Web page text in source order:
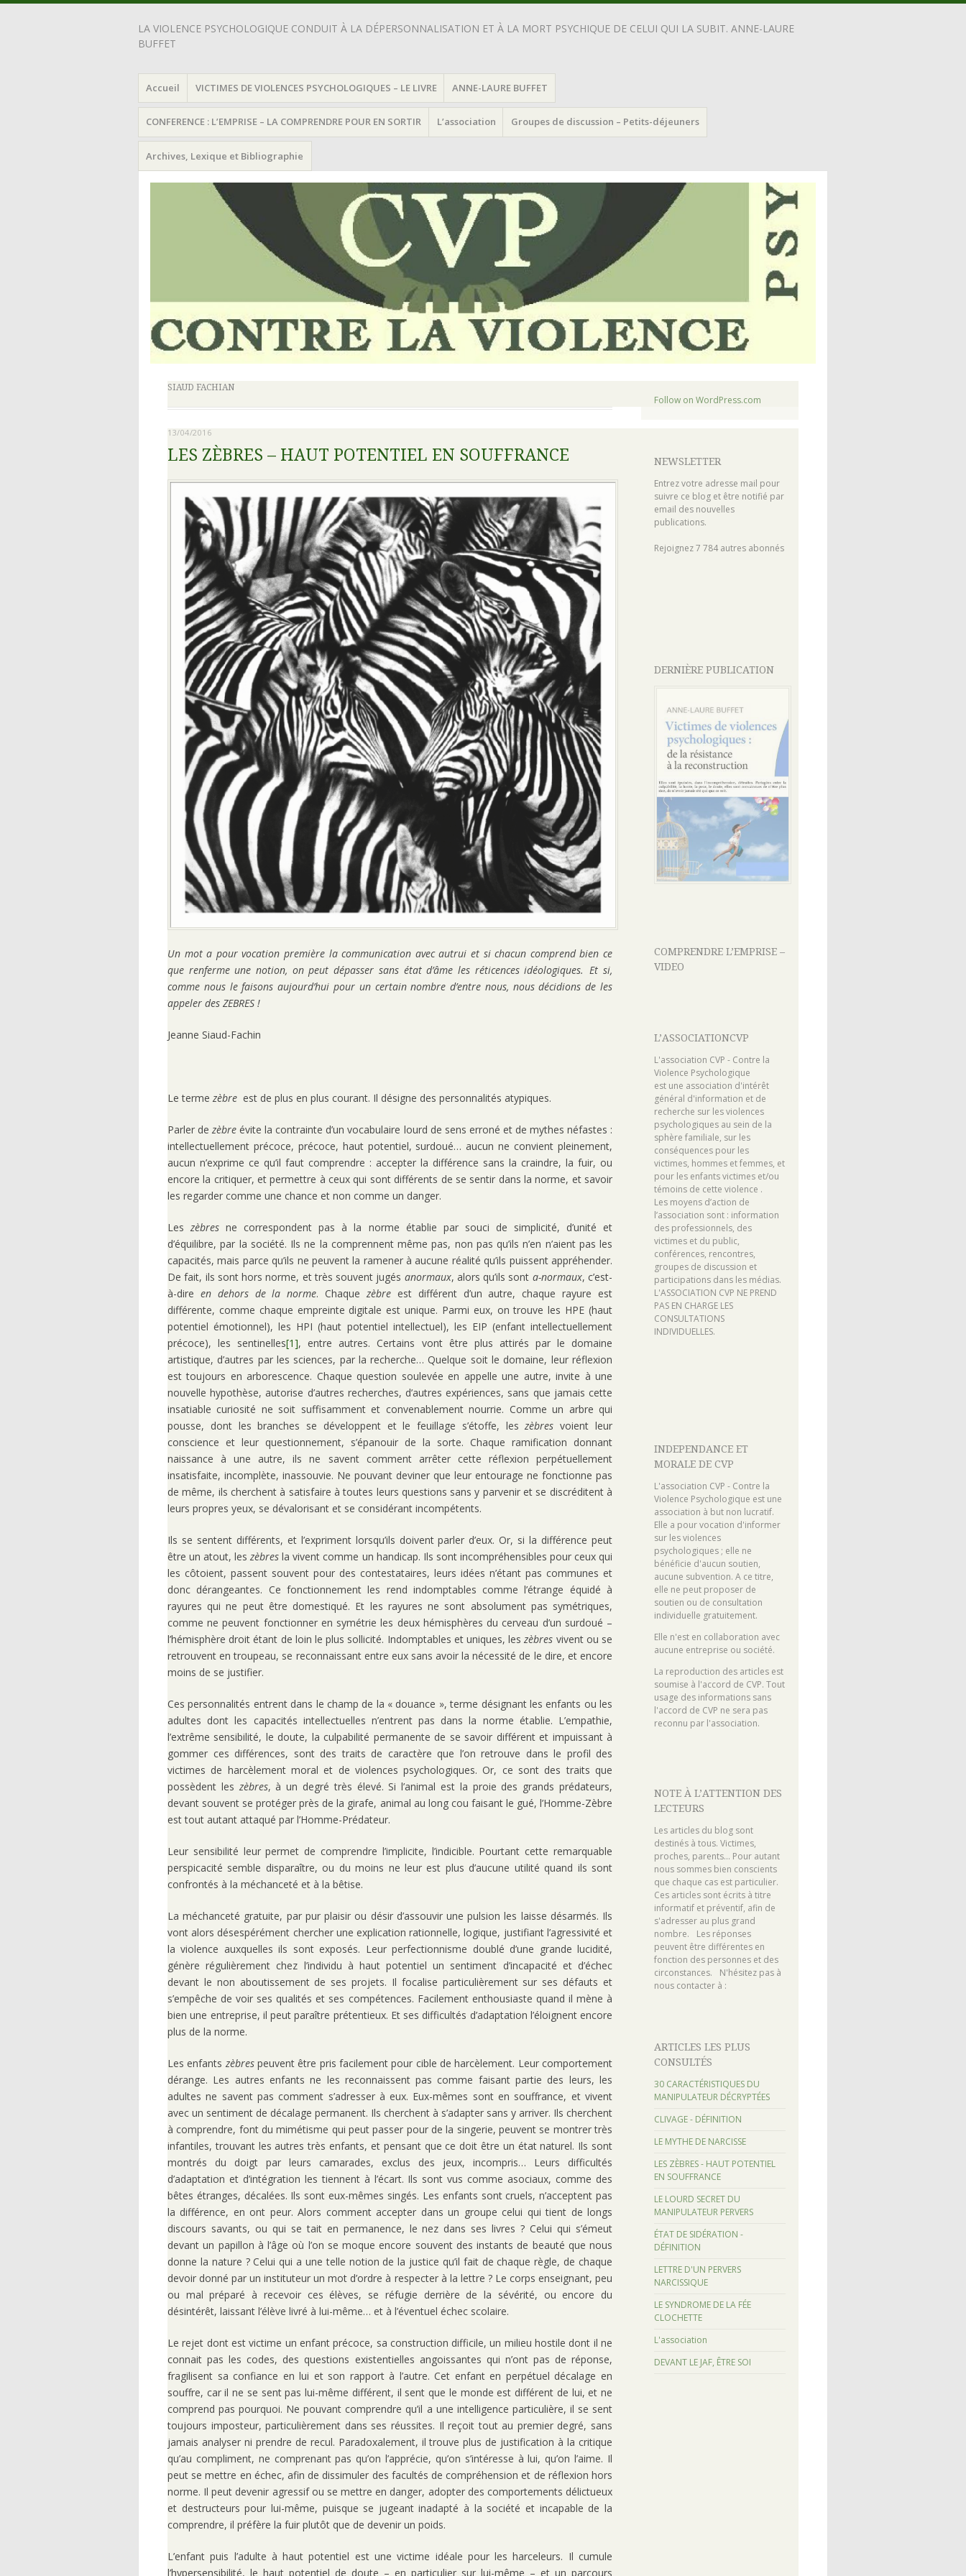
LA VIOLENCE PSYCHOLOGIQUE CONDUIT À LA DÉPERSONNALISATION ET À LA MORT PSYCHIQUE DE CELUI QUI LA SUBIT. ANNE-LAURE
BUFFET
Accueil VICTIMES DE VIOLENCES PSYCHOLOGIQUES – LE LIVRE ANNE-LAURE BUFFET
CONFERENCE : L’EMPRISE – LA COMPRENDRE POUR EN SORTIR L’association Groupes de discussion – Petits-déjeuners
Archives, Lexique et Bibliographie
SIAUD FACHIAN
13/04/2016
LES ZÈBRES – HAUT POTENTIEL EN SOUFFRANCE
Un mot a pour vocation première la communication avec autrui et si chacun comprend bien ce
que renferme une notion, on peut dépasser sans état d’âme les réticences idéologiques. Et si,
comme nous le faisons aujourd’hui pour un certain nombre d’entre nous, nous décidions de les
appeler des ZEBRES !
Jeanne Siaud-Fachin
Le terme zèbre est de plus en plus courant. Il désigne des personnalités atypiques.
Parler dezèbre évite la contrainte d’un vocabulaire lourd de sens erroné et de mythes néfastes :
intellectuellement précoce, précoce, haut potentiel, surdoué… aucun ne convient pleinement,
aucun n’exprime ce qu’il faut comprendre : accepter la différence sans la craindre, la fuir, ou
encore la critiquer, et permettre à ceux qui sont différents de se sentir dans la norme, et savoir
les regarder comme une chance et non comme un danger.
Leszèbres ne correspondent pas à la norme établie par souci de simplicité, d’unité et
d’équilibre, par la société. Ils ne la comprennent même pas, non pas qu’ils n’en n’aient pas les
capacités, mais parce qu’ils ne peuvent la ramener à aucune réalité qu’ils puissent appréhender.
De fait, ils sont hors norme, et très souvent jugés anormaux, alors qu’ils sont a-normaux, c’est-
à-dire en dehors de la norme. Chaquezèbre est différent d’un autre, chaque rayure est
différente, comme chaque empreinte digitale est unique. Parmi eux, on trouve les HPE (haut
potentiel émotionnel), les HPI (haut potentiel intellectuel), les EIP (enfant intellectuellement
précoce), les sentinelles[1], entre autres. Certains vont être plus attirés par le domaine
artistique, d’autres par les sciences, par la recherche… Quelque soit le domaine, leur réflexion
est toujours en arborescence. Chaque question soulevée en appelle une autre, invite à une
nouvelle hypothèse, autorise d’autres recherches, d’autres expériences, sans que jamais cette
insatiable curiosité ne soit suffisamment et convenablement nourrie. Comme un arbre qui
pousse, dont les branches se développent et le feuillage s’étoffe, leszèbres voient leur
conscience et leur questionnement, s’épanouir de la sorte. Chaque ramification donnant
naissance à une autre, ils ne savent comment arrêter cette réflexion perpétuellement
insatisfaite, incomplète, inassouvie. Ne pouvant deviner que leur entourage ne fonctionne pas
de même, ils cherchent à satisfaire à toutes leurs questions sans y parvenir et se discréditent à
leurs propres yeux, se dévalorisant et se considérant incompétents.
Ils se sentent différents, et l’expriment lorsqu’ils doivent parler d’eux. Or, si la différence peut
être un atout, leszèbres la vivent comme un handicap. Ils sont incompréhensibles pour ceux qui
les côtoient, passent souvent pour des contestataires, leurs idées n’étant pas communes et
donc dérangeantes. Ce fonctionnement les rend indomptables comme l’étrange équidé à
rayures qui ne peut être domestiqué. Et les rayures ne sont absolument pas symétriques,
comme ne peuvent fonctionner en symétrie les deux hémisphères du cerveau d’un surdoué –
l’hémisphère droit étant de loin le plus sollicité. Indomptables et uniques, leszèbres vivent ou se
retrouvent en troupeau, se reconnaissant entre eux sans avoir la nécessité de le dire, et encore
moins de se justifier.
Ces personnalités entrent dans le champ de la « douance », terme désignant les enfants ou les
adultes dont les capacités intellectuelles n’entrent pas dans la norme établie. L’empathie,
l’extrême sensibilité, le doute, la culpabilité permanente de se savoir différent et impuissant à
gommer ces différences, sont des traits de caractère que l’on retrouve dans le profil des
victimes de harcèlement moral et de violences psychologiques. Or, ce sont des traits que
possèdent les zèbres, à un degré très élevé. Si l’animal est la proie des grands prédateurs,
devant souvent se protéger près de la girafe, animal au long cou faisant le gué, l’Homme-Zèbre
est tout autant attaqué par l’Homme-Prédateur.
Leur sensibilité leur permet de comprendre l’implicite, l’indicible. Pourtant cette remarquable
perspicacité semble disparaître, ou du moins ne leur est plus d’aucune utilité quand ils sont
confrontés à la méchanceté et à la bêtise.
La méchanceté gratuite, par pur plaisir ou désir d’assouvir une pulsion les laisse désarmés. Ils
vont alors désespérément chercher une explication rationnelle, logique, justifiant l’agressivité et
la violence auxquelles ils sont exposés. Leur perfectionnisme doublé d’une grande lucidité,
génère régulièrement chez l’individu à haut potentiel un sentiment d’incapacité et d’échec
devant le non aboutissement de ses projets. Il focalise particulièrement sur ses défauts et
s’empêche de voir ses qualités et ses compétences. Facilement enthousiaste quand il mène à
bien une entreprise, il peut paraître prétentieux. Et ses difficultés d’adaptation l’éloignent encore
plus de la norme.
Les enfants zèbrespeuvent être pris facilement pour cible de harcèlement. Leur comportement
dérange. Les autres enfants ne les reconnaissent pas comme faisant partie des leurs, les
adultes ne savent pas comment s’adresser à eux. Eux-mêmes sont en souffrance, et vivent
avec un sentiment de décalage permanent. Ils cherchent à s’adapter sans y arriver. Ils cherchent
à comprendre, font du mimétisme qui peut passer pour de la singerie, peuvent se montrer très
infantiles, trouvant les autres très enfants, et pensant que ce doit être un état naturel. Ils sont
montrés du doigt par leurs camarades, exclus des jeux, incompris… Leurs difficultés
d’adaptation et d’intégration les tiennent à l’écart. Ils sont vus comme asociaux, comme des
bêtes étranges, décalées. Ils sont eux-mêmes singés. Les enfants sont cruels, n’acceptent pas
la différence, en ont peur. Alors comment accepter dans un groupe celui qui tient de longs
discours savants, ou qui se tait en permanence, le nez dans ses livres ? Celui qui s’émeut
devant un papillon à l’âge où l’on se moque encore souvent des instants de beauté que nous
donne la nature ? Celui qui a une telle notion de la justice qu’il fait de chaque règle, de chaque
devoir donné par un instituteur un mot d’ordre à respecter à la lettre ? Le corps enseignant, peu
ou mal préparé à recevoir ces élèves, se réfugie derrière de la sévérité, ou encore du
désintérêt, laissant l’élève livré à lui-même… et à l’éventuel échec scolaire.
Le rejet dont est victime un enfant précoce, sa construction difficile, un milieu hostile dont il ne
connait pas les codes, des questions existentielles angoissantes qui n’ont pas de réponse,
fragilisent sa confiance en lui et son rapport à l’autre. Cet enfant en perpétuel décalage en
souffre, car il ne se sent pas lui-même différent, il sent que le monde est différent de lui, et ne
comprend pas pourquoi. Ne pouvant comprendre qu’il a une intelligence particulière, il se sent
toujours imposteur, particulièrement dans ses réussites. Il reçoit tout au premier degré, sans
jamais analyser ni prendre de recul. Paradoxalement, il trouve plus de justification à la critique
qu’au compliment, ne comprenant pas qu’on l’apprécie, qu’on s’intéresse à lui, qu’on l’aime. Il
peut se mettre en échec, afin de dissimuler des facultés de compréhension et de réflexion hors
norme. Il peut devenir agressif ou se mettre en danger, adopter des comportements délictueux
et destructeurs pour lui-même, puisque se jugeant inadapté à la société et incapable de la
comprendre, il préfère la fuir plutôt que de devenir un poids.
L’enfant puis l’adulte à haut potentiel est une victime idéale pour les harceleurs. Il cumule
l’hypersensibilité, le haut potentiel de doute – en particulier sur lui-même – et un parcours
Follow on WordPress.com
NEWSLETTER
Entrez votre adresse mail pour
suivre ce blog et être notifié par
email des nouvelles
publications.
Rejoignez 7 784 autres abonnés
DERNIÈRE PUBLICATION
COMPRENDRE L’EMPRISE –
VIDEO
L’ASSOCIATIONCVP
L'association CVP - Contre la
Violence Psychologique
est une association d'intérêt
général d'information et de
recherche sur les violences
psychologiques au sein de la
sphère familiale, sur les
conséquences pour les
victimes, hommes et femmes, et
pour les enfants victimes et/ou
témoins de cette violence .
Les moyens d’action de
l’association sont : information
des professionnels, des
victimes et du public,
conférences, rencontres,
groupes de discussion et
participations dans les médias.
L'ASSOCIATION CVP NE PREND
PAS EN CHARGE LES
CONSULTATIONS
INDIVIDUELLES.
INDEPENDANCE ET
MORALE DE CVP
L'association CVP - Contre la
Violence Psychologique est une
association à but non lucratif.
Elle a pour vocation d'informer
sur les violences
psychologiques ; elle ne
bénéficie d'aucun soutien,
aucune subvention. A ce titre,
elle ne peut proposer de
soutien ou de consultation
individuelle gratuitement.
Elle n'est en collaboration avec
aucune entreprise ou société.
La reproduction des articles est
soumise à l'accord de CVP. Tout
usage des informations sans
l'accord de CVP ne sera pas
reconnu par l'association.
NOTE À L’ATTENTION DES
LECTEURS
Les articles du blog sont
destinés à tous. Victimes,
proches, parents... Pour autant
nous sommes bien conscients
que chaque cas est particulier.
Ces articles sont écrits à titre
informatif et préventif, afin de
s'adresser au plus grand
nombre. Les réponses
peuvent être différentes en
fonction des personnes et des
circonstances. N'hésitez pas à
nous contacter à :
ARTICLES LES PLUS
CONSULTÉS
30 CARACTÉRISTIQUES DU
MANIPULATEUR DÉCRYPTÉES
CLIVAGE - DÉFINITION
LE MYTHE DE NARCISSE
LES ZÈBRES - HAUT POTENTIEL
EN SOUFFRANCE
LE LOURD SECRET DU
MANIPULATEUR PERVERS
ÉTAT DE SIDÉRATION -
DÉFINITION
LETTRE D'UN PERVERS
NARCISSIQUE
LE SYNDROME DE LA FÉE
CLOCHETTE
L'association
DEVANT LE JAF, ÊTRE SOI